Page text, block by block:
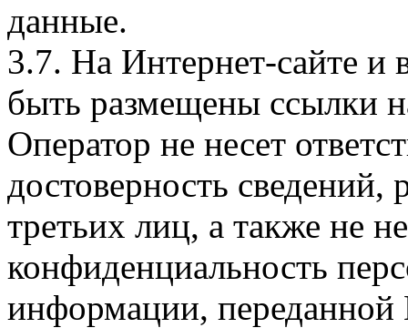
данные.
3.7. На Интернет-сайте
быть размещены ссылки
Оператор не несет
достоверность
третьих лиц, а также не
конфиденциальность
информации, переданной